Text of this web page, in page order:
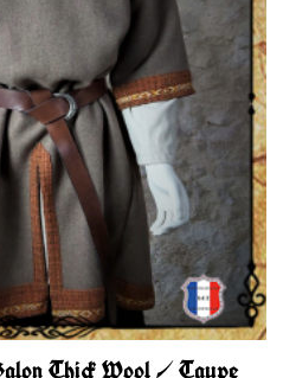
Thick Wool / Taupe